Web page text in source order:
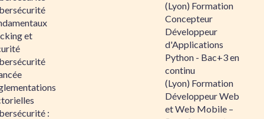
et
:
(Lyon) Formation
Concepteur
Développeur
d'Applications
Python - Bac+3 en
continu
(Lyon) Formation
Développeur Web
et Web Mobile –